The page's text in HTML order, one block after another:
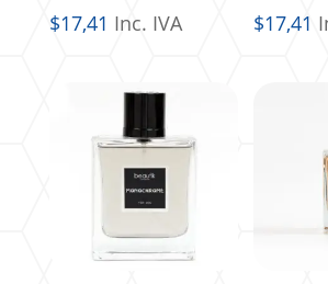
$17,41 Inc. IVA $17,41